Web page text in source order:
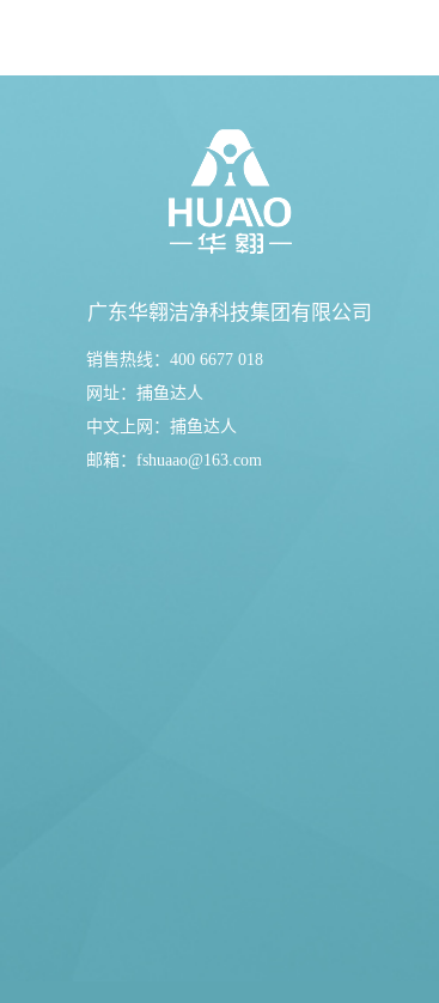
广东华翱洁净科技集团有限公司
销售热线：400 6677 018
网址： 捕鱼达人
中文上网： 捕鱼达人
邮箱： fshuaao@163.com